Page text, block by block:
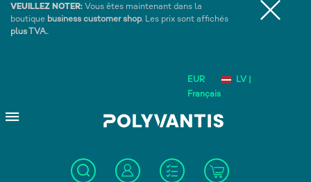
VEUILLEZ NOTER: Vous êtes maintenant dans la
boutique business customer shop. Les prix sont affichés
plus TVA..
EUR
LV |
Français